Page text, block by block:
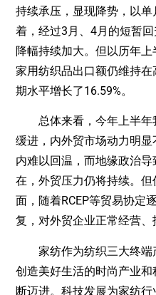
持续承压，显现降势，以
着，经过3月、4月的短暂
降幅持续加大。但以历年
家用纺织品出口额仍维持
期水平增长了16.59%。
总体来看，今年上半年
缓进，内外贸市场动力明
内难以回温，而地缘政治
在，外贸压力仍将持续。
面，随着RCEP等贸易协定
复，对外贸企业正常经营、
家纺作为纺织三大终端
创造美好生活的时尚产业
断迈进。科技发展为家纺